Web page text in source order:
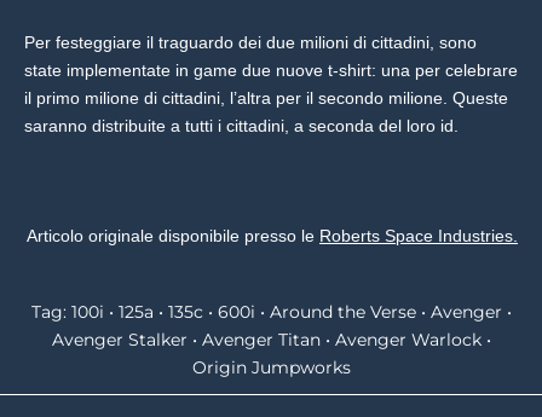
Per festeggiare il traguardo dei due milioni di cittadini, sono
state implementate in game due nuove t-shirt: una per celebrare
il primo milione di cittadini, l’altra per il secondo milione. Queste
saranno distribuite a tutti i cittadini, a seconda del loro id.
Articolo originale disponibile presso le Roberts Space Industries.
Tag: 100i • 125a • 135c • 600i • Around the Verse• Avenger •
Avenger Stalker • Avenger Titan• Avenger Warlock•
Origin Jumpworks